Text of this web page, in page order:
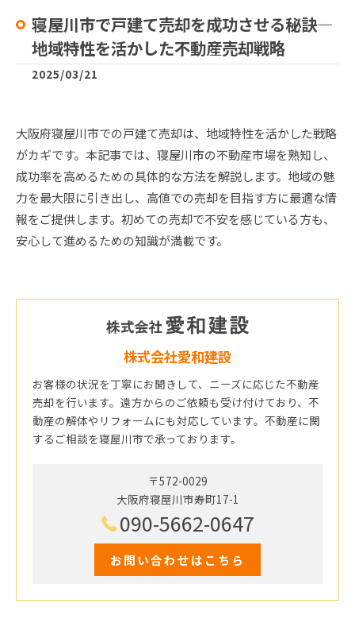
寝屋川市で戸建て売却を成功させる秘訣—
地域特性を活かした不動産売却戦略
2025/03/21
大阪府寝屋川市での戸建て売却は、地域特性を活かした戦略
がカギです。本記事では、寝屋川市の不動産市場を熟知し、
成功率を高めるための具体的な方法を解説します。地域の魅
力を最大限に引き出し、高値での売却を目指す方に最適な情
報をご提供します。初めての売却で不安を感じている方も、
安心して進めるための知識が満載です。
株式会社愛和建設
お客様の状況を丁寧にお聞きして、ニーズに応じた不動産
売却を行います。遠方からのご依頼も受け付けており、不
動産の解体やリフォームにも対応しています。不動産に関
するご相談を寝屋川市で承っております。
〒572-0029
大阪府寝屋川市寿町17-1
090-5662-0647
お問い合わせはこちら